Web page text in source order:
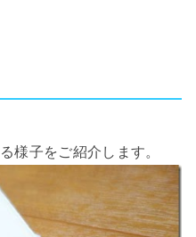
様子をご紹介します。